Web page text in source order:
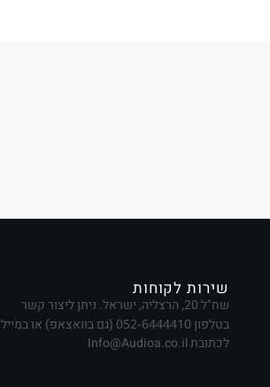
שירות לקוחות
שח"ל 20, הרצליה, ישראל. ניתן ליצור קשר
בטלפון 052-6444410 (גם בוואצאפ) או במייל
לכתובת Info@Audioa.co.il